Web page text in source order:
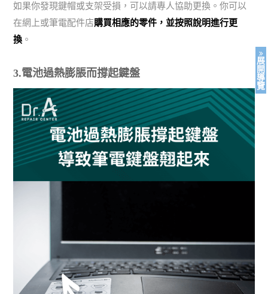
如果你發現鍵帽或支架受損，可以請專人協助更換。你可以
在網上或筆電配件店購買相應的零件，並按照說明進行更
換 。
3.電池過熱膨脹而撐起鍵盤
展
開
導
覽